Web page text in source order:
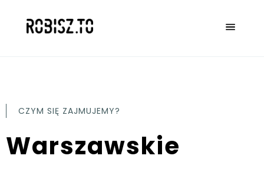
CZYM SIĘ ZAJMUJEMY?
Warszawskie